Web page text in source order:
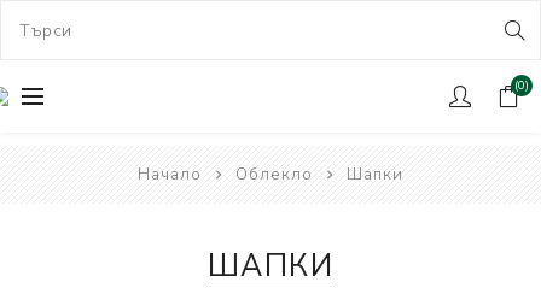
(0)
Начало Облекло Шапки
ШАПКИ